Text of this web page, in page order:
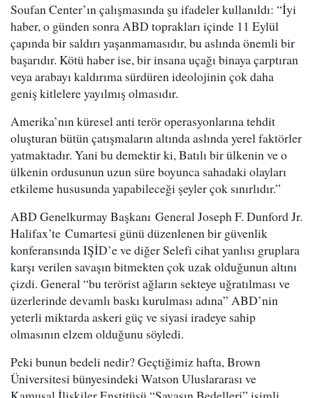
Soufan Center’ın çalışmasında şu ifadeler kullanıldı: “İyi
haber, o günden sonra ABD toprakları içinde 11 Eylül
çapında bir saldırı yaşanmamasıdır, bu aslında önemli bir
başarıdır. Kötü haber ise, bir insana uçağı binaya çarptıran
veya arabayı kaldırıma sürdüren ideolojinin çok daha
geniş kitlelere yayılmış olmasıdır.
Amerika’nın küresel anti terör operasyonlarına tehdit
oluşturan bütün çatışmaların altında aslında yerel faktörler
yatmaktadır. Yani bu demektir ki, Batılı bir ülkenin ve o
ülkenin ordusunun uzun süre boyunca sahadaki olayları
etkileme hususunda yapabileceği şeyler çok sınırlıdır.”
ABD Genelkurmay Başkanı General Joseph F. Dunford Jr.
Halifax’te Cumartesi günü düzenlenen bir güvenlik
konferansında IŞİD’e ve diğer Selefi cihat yanlısı gruplara
karşı verilen savaşın bitmekten çok uzak olduğunun altını
çizdi. General “bu terörist ağların sekteye uğratılması ve
üzerlerinde devamlı baskı kurulması adına” ABD’nin
yeterli miktarda askeri güç ve siyasi iradeye sahip
olmasının elzem olduğunu söyledi.
Peki bunun bedeli nedir? Geçtiğimiz hafta, Brown
Üniversitesi bünyesindeki Watson Uluslararası ve